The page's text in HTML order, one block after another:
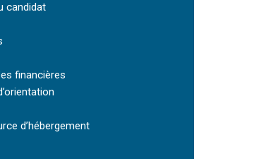
candidat
financières
d’hébergement